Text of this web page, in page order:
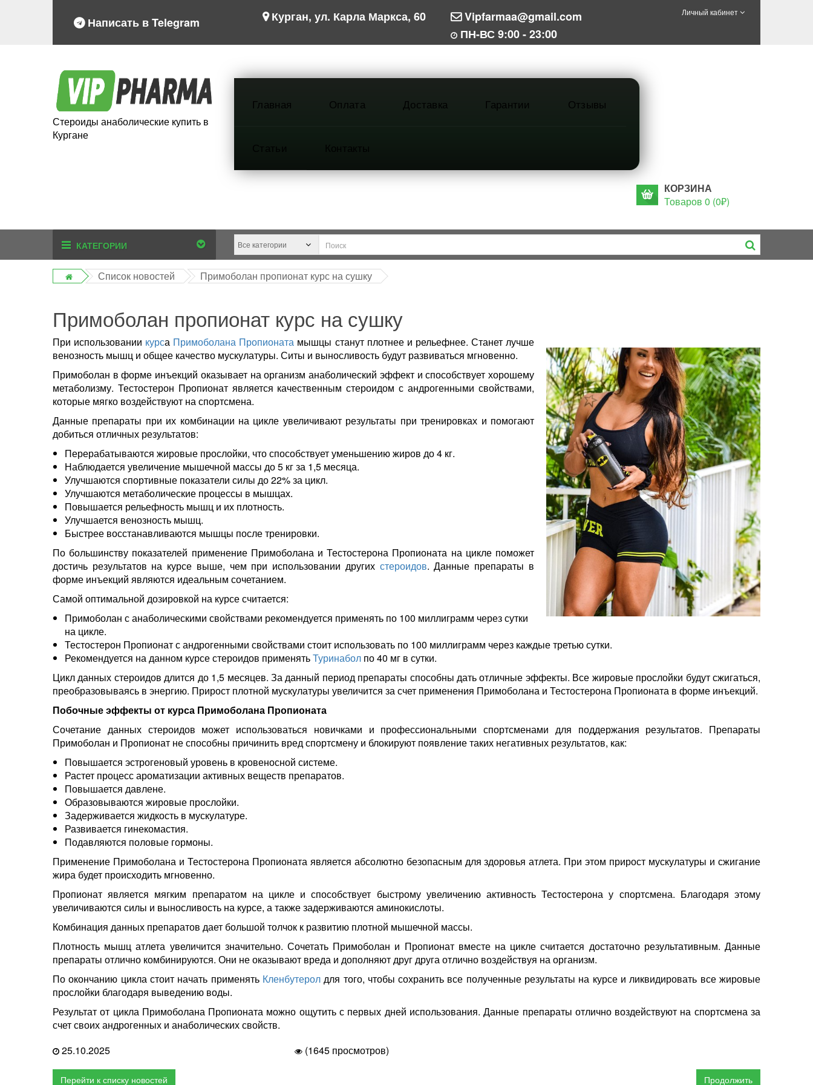
Написать в Telegram Курган, ул. Карла Маркса, 60
Vipfarmaa@gmail.com
ПН-ВС 9:00 - 23:00
Личный кабинет
Стероиды анаболические купить в
Кургане
Главная Оплата Доставка Гарантии Отзывы
КОРЗИНА
Товаров 0 (0₽)
КАТЕГОРИИ
Список новостей Примоболан пропионат курс на сушку
Примоболан пропионат курс на сушку
При использовании курса Примоболана Пропионата мышцы станут плотнее и рельефнее. Станет лучше
венозность мышц и общее качество мускулатуры. Ситы и выносливость будут развиваться мгновенно.
Примоболан в форме инъекций оказывает на организм анаболический эффект и способствует хорошему
метаболизму. Тестостерон Пропионат является качественным стероидом с андрогенными свойствами,
которые мягко воздействуют на спортсмена.
Данные препараты при их комбинации на цикле увеличивают результаты при тренировках и помогают
добиться отличных результатов:
Перерабатываются жировые прослойки, что способствует уменьшению жиров до 4 кг.
Наблюдается увеличение мышечной массы до 5 кг за 1,5 месяца.
Улучшаются спортивные показатели силы до 22% за цикл.
Улучшаются метаболические процессы в мышцах.
Повышается рельефность мышц и их плотность.
Улучшается венозность мышц.
Быстрее восстанавливаются мышцы после тренировки.
По большинству показателей применение Примоболана и Тестостерона Пропионата на цикле поможет
достичь результатов на курсе выше, чем при использовании других стероидов. Данные препараты в
форме инъекций являются идеальным сочетанием.
Самой оптимальной дозировкой на курсе считается:
Примоболан с анаболическими свойствами рекомендуется применять по 100 миллиграмм через сутки
на цикле.
Тестостерон Пропионат с андрогенными свойствами стоит использовать по 100 миллиграмм через каждые третью сутки.
Рекомендуется на данном курсе стероидов применятьТуринабол по 40 мг в сутки.
Цикл данных стероидов длится до 1,5 месяцев. За данный период препараты способны дать отличные эффекты. Все жировые прослойки будут сжигаться,
преобразовываясь в энергию. Прирост плотной мускулатуры увеличится за счет применения Примоболана и Тестостерона Пропионата в форме инъекций.
Побочные эффекты от курса Примоболана Пропионата
Сочетание данных стероидов может использоваться новичками и профессиональными спортсменами для поддержания результатов. Препараты
Примоболан и Пропионат не способны причинить вред спортсмену и блокируют появление таких негативных результатов, как:
Повышается эстрогеновый уровень в кровеносной системе.
Растет процесс ароматизации активных веществ препаратов.
Повышается давлене.
Образовываются жировые прослойки.
Задерживается жидкость в мускулатуре.
Развивается гинекомастия.
Подавляются половые гормоны.
Применение Примоболана и Тестостерона Пропионата является абсолютно безопасным для здоровья атлета. При этом прирост мускулатуры и сжигание
жира будет происходить мгновенно.
Пропионат является мягким препаратом на цикле и способствует быстрому увеличению активность Тестостерона у спортсмена. Благодаря этому
увеличиваются силы и выносливость на курсе, а также задерживаются аминокислоты.
Комбинация данных препаратов дает большой толчок к развитию плотной мышечной массы.
Плотность мышц атлета увеличится значительно. Сочетать Примоболан и Пропионат вместе на цикле считается достаточно результативным. Данные
препараты отлично комбинируются. Они не оказывают вреда и дополняют друг друга отлично воздействуя на организм.
По окончанию цикла стоит начать применять Кленбутеролдля того, чтобы сохранить все полученные результаты на курсе и ликвидировать все жировые
прослойки благодаря выведению воды.
Результат от цикла Примоболана Пропионата можно ощутить с первых дней использования. Данные препараты отлично воздействуют на спортсмена за
счет своих андрогенных и анаболических свойств.
25.10.2025
(1645 просмотров)
Перейти к списку новостей Продолжить